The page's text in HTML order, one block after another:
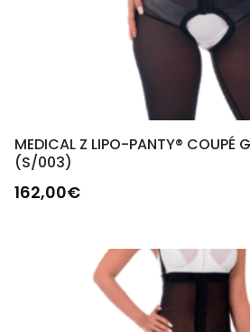
MEDICAL Z LIPO-PANTY® COUPÉ
(S/003)
162,00€